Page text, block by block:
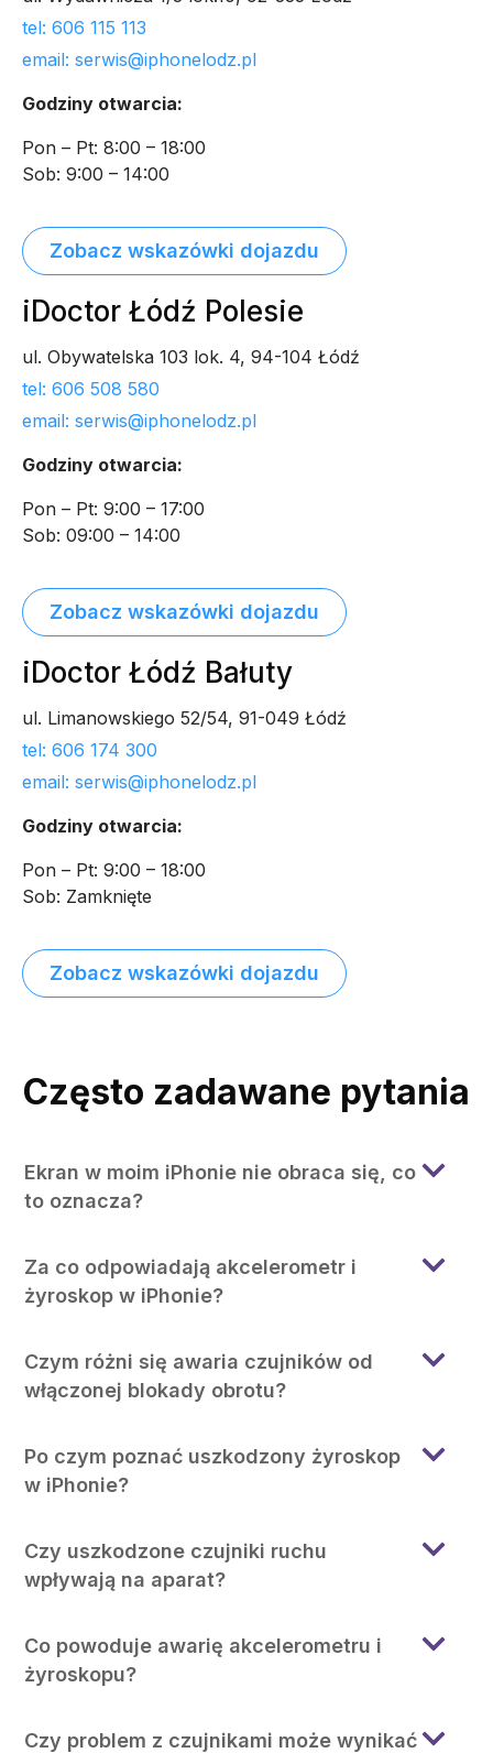
tel: 606 115 113
email: serwis@iphonelodz.pl
Godziny otwarcia:
Pon – Pt: 8:00 – 18:00
Sob: 9:00 – 14:00
Zobacz wskazówki dojazdu
iDoctor Łódź Polesie
ul. Obywatelska 103 lok. 4, 94-104 Łódź
tel: 606 508 580
email: serwis@iphonelodz.pl
Godziny otwarcia:
Pon – Pt: 9:00 – 17:00
Sob: 09:00 – 14:00
Zobacz wskazówki dojazdu
iDoctor Łódź Bałuty
ul. Limanowskiego 52/54, 91-049 Łódź
tel: 606 174 300
email: serwis@iphonelodz.pl
Godziny otwarcia:
Pon – Pt: 9:00 – 18:00
Sob: Zamknięte
Zobacz wskazówki dojazdu
Często zadawane pytania
Ekran w moim iPhonie nie obraca się, co
to oznacza?
Za co odpowiadają akcelerometr i
żyroskop w iPhonie?
Czym różni się awaria czujników od
włączonej blokady obrotu?
Po czym poznać uszkodzony żyroskop
w iPhonie?
Czy uszkodzone czujniki ruchu
wpływają na aparat?
Co powoduje awarię akcelerometru i
żyroskopu?
Czy problem z czujnikami może wynikać